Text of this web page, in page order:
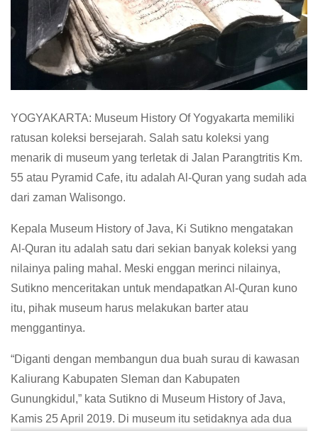
YOGYAKARTA: Museum History Of Yogyakarta memiliki
ratusan koleksi bersejarah. Salah satu koleksi yang
menarik di museum yang terletak di Jalan Parangtritis Km.
55 atau Pyramid Cafe, itu adalah Al-Quran yang sudah ada
dari zaman Walisongo.
Kepala Museum History of Java, Ki Sutikno mengatakan
Al-Quran itu adalah satu dari sekian banyak koleksi yang
nilainya paling mahal. Meski enggan merinci nilainya,
Sutikno menceritakan untuk mendapatkan Al-Quran kuno
itu, pihak museum harus melakukan barter atau
menggantinya.
“Diganti dengan membangun dua buah surau di kawasan
Kaliurang Kabupaten Sleman dan Kabupaten
Gunungkidul,” kata Sutikno di Museum History of Java,
Kamis 25 April 2019. Di museum itu setidaknya ada dua